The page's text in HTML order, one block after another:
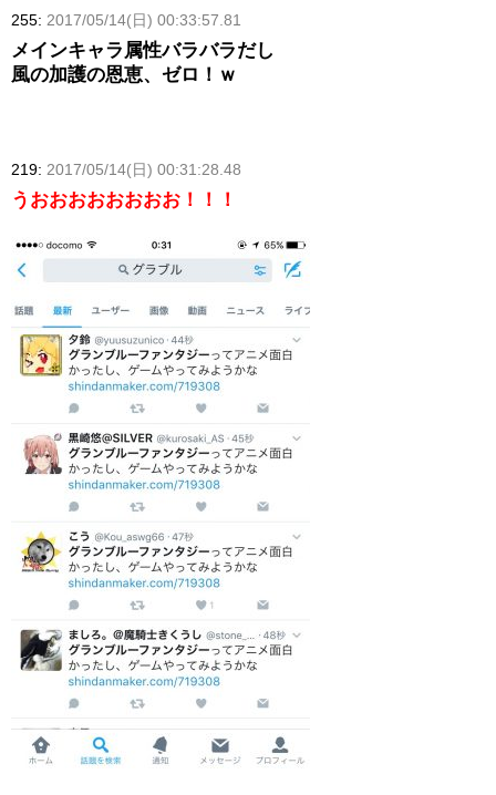
255: 2017/05/14(日) 00:33:57.81
メインキャラ属性バラバラだし
風の加護の恩恵、ゼロ！ｗ
219: 2017/05/14(日) 00:31:28.48
うおおおおおおおお！！！